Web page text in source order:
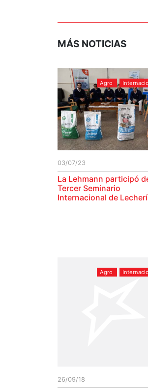
MÁS NOTICIAS
Agro
03/07/23
La Lehmann participó
Tercer Seminario
Internacional de
Agro
26/09/18